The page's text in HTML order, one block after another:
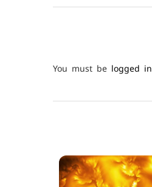
You must be logged in